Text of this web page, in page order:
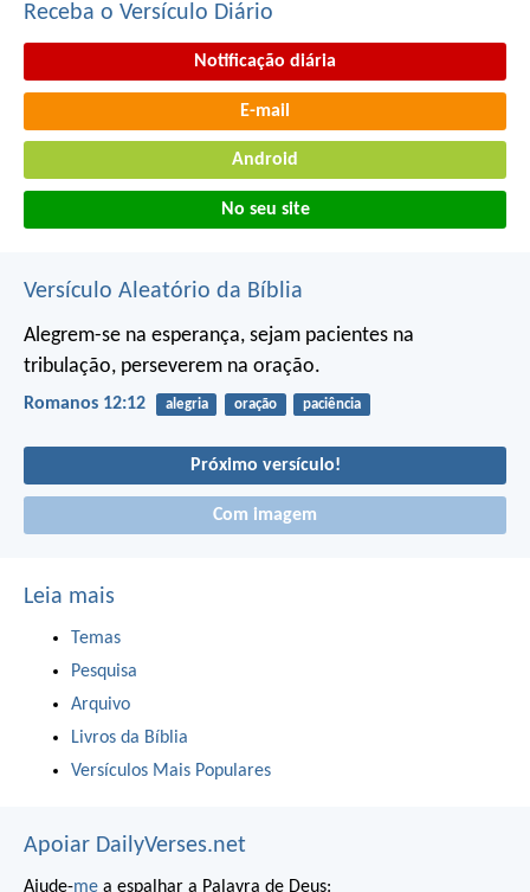
Receba o Versículo Diário
Notificação diária
E-mail
Android
No seu site
Versículo Aleatório da Bíblia
Alegrem-se na esperança, sejam pacientes na
tribulação, perseverem na oração.
Romanos 12:12 alegria oração paciência
Próximo versículo!
Com imagem
Leia mais
Temas
Pesquisa
Arquivo
Livros da Bíblia
Versículos Mais Populares
Apoiar DailyVerses.net
Ajude-me a espalhar a Palavra de Deus: